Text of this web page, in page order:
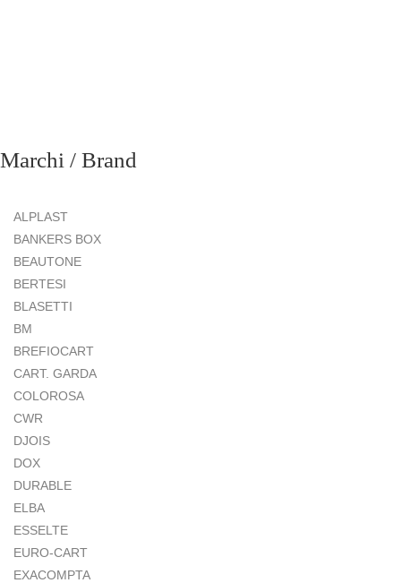
Marchi / Brand
ALPLAST
BANKERS BOX
BEAUTONE
BERTESI
BLASETTI
BM
BREFIOCART
CART. GARDA
COLOROSA
CWR
DJOIS
DOX
DURABLE
ELBA
ESSELTE
EURO-CART
EXACOMPTA